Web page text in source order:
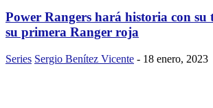
Power Rangers hará historia con su
su primera Ranger roja
Series Sergio Benítez Vicente - 18 enero, 2023